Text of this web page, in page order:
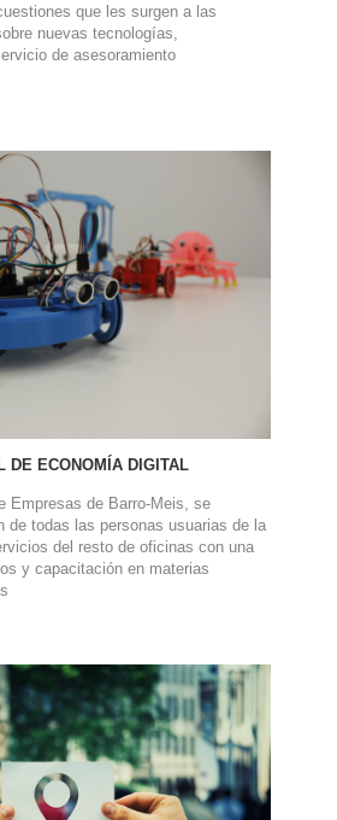
que les surgen a las
nuevas tecnologías,
de asesoramiento
DE ECONOMÍA DIGITAL
Empresas de Barro-Meis, se
de todas las personas usuarias de la
del resto de oficinas con una
y capacitación en materias